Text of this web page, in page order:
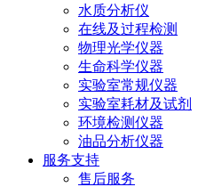
水质分析仪
在线及过程检测
物理光学仪器
生命科学仪器
实验室常规仪器
实验室耗材及试剂
环境检测仪器
油品分析仪器
服务支持
售后服务